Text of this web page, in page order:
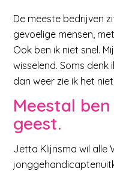
De meeste bedrijven
gevoelige mensen,
Ook ben ik niet snel.
wisselend. Soms denk
dan weer zie ik het
Meestal
geest.
Jetta Klijnsma wil alle